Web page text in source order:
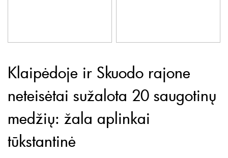
Klaipėdoje ir Skuodo rajone
neteisėtai sužalota 20 saugotinų
medžių: žala aplinkai
tūkstantinė